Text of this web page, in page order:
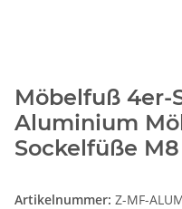
Möbelfuß 4er-
Aluminium
Sockelfüße
Artikelnummer: Z-MF-